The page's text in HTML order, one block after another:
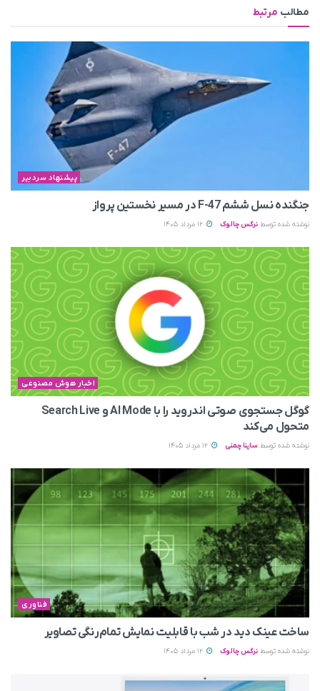
مطالب مرتبط
پیشنهاد سردبیر
جنگنده نسل ششم F-47 در مسیر نخستین پرواز
نوشته شده توسط نرگس چالوک
اخبار هوش مصنوعی
گوگل جستجوی صوتی اندروید را با AI Mode و Search Live
متحول می‌کند
نوشته شده توسط ساینا چمنی
فناوری
ساخت عینک دید در شب با قابلیت نمایش تمام‌رنگی تصاویر
نوشته شده توسط نرگس چالوک